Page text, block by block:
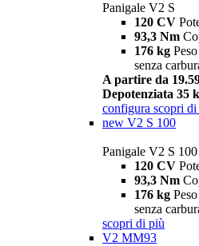
Panigale V2 S
120 CV
93,3 Nm
176 kg
senza
A partire da
Depotenziata 35
configura scopri di
new V2 S 100
Panigale V2 S 100
120 CV
93,3 Nm
176 kg
senza
scopri di più
V2 MM93